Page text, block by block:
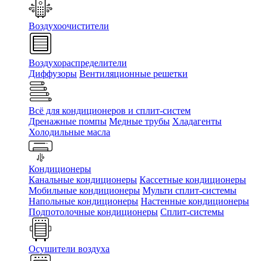
Воздухоочистители
Воздухораспределители
Диффузоры Вентиляционные решетки
Всё для кондиционеров и сплит-систем
Дренажные помпы Медные трубы Хладагенты
Холодильные масла
Кондиционеры
Канальные кондиционеры Кассетные кондиционеры
Мобильные кондиционеры Мульти сплит-системы
Напольные кондиционеры Настенные кондиционеры
Подпотолочные кондиционеры Сплит-системы
Осушители воздуха